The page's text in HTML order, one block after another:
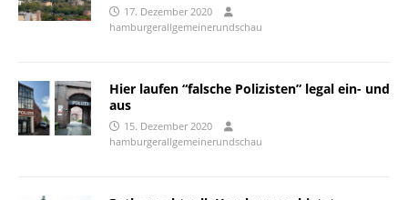
17. Dezember 2020
hamburgerallgemeinerundschau
Hier laufen “falsche Polizisten” legal ein- und
aus
15. Dezember 2020
hamburgerallgemeinerundschau